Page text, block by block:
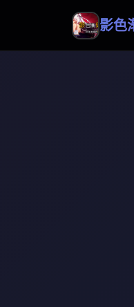
影色